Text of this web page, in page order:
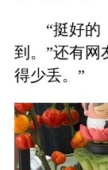
“挺好的
到。”还有网
得少丢。”